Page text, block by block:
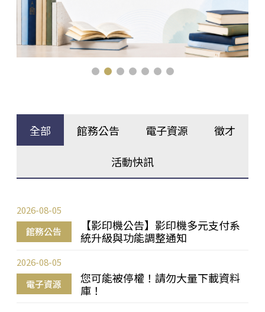
全部 館務公告 電子資源 徵才
活動快訊
館務公告
【影印機公告】影印機多元支付系
統升級與功能調整通知
2026-08-05
電子資源
您可能被停權！請勿大量下載資料
庫！
2026-08-05